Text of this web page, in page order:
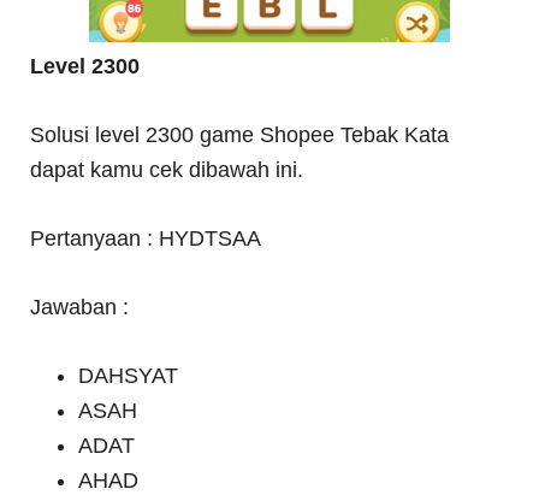
Level 2300
Solusi level 2300 game Shopee Tebak Kata
dapat kamu cek dibawah ini.
Pertanyaan : HYDTSAA
Jawaban :
DAHSYAT
ASAH
ADAT
AHAD